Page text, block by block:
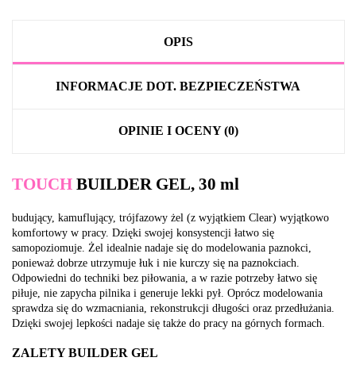
OPIS
INFORMACJE DOT. BEZPIECZEŃSTWA
OPINIE I OCENY (0)
TOUCH BUILDER GEL, 30 ml
budujący, kamuflujący, trójfazowy żel (z wyjątkiem Clear) wyjątkowo
komfortowy w pracy. Dzięki swojej konsystencji łatwo się
samopoziomuje. Żel idealnie nadaje się do modelowania paznokci,
ponieważ dobrze utrzymuje łuk i nie kurczy się na paznokciach.
Odpowiedni do techniki bez piłowania, a w razie potrzeby łatwo się
piłuje, nie zapycha pilnika i generuje lekki pył. Oprócz modelowania
sprawdza się do wzmacniania, rekonstrukcji długości oraz przedłużania.
Dzięki swojej lepkości nadaje się także do pracy na górnych formach.
ZALETY BUILDER GEL